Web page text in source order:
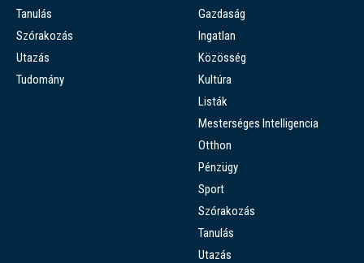
Tanulás
Szórakozás
Utazás
Tudomány
Gazdaság
Ingatlan
Közösség
Kultúra
Listák
Mesterséges Intelligencia
Otthon
Pénzügy
Sport
Szórakozás
Tanulás
Utazás